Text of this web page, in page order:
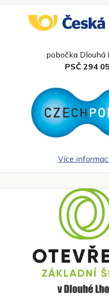
pobočka Dlouhá
PSČ 294 05
Více